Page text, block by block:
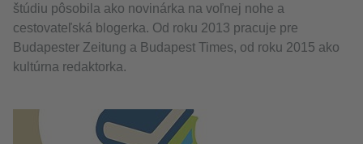
štúdiu pôsobila ako novinárka na voľnej nohe a
cestovateľská blogerka. Od roku 2013 pracuje pre
Budapester Zeitung a Budapest Times, od roku 2015 ako
kultúrna redaktorka.